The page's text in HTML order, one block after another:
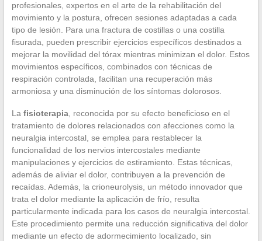
profesionales, expertos en el arte de la rehabilitación del
movimiento y la postura, ofrecen sesiones adaptadas a cada
tipo de lesión. Para una fractura de costillas o una costilla
fisurada, pueden prescribir ejercicios específicos destinados a
mejorar la movilidad del tórax mientras minimizan el dolor. Estos
movimientos específicos, combinados con técnicas de
respiración controlada, facilitan una recuperación más
armoniosa y una disminución de los síntomas dolorosos.
La fisioterapia, reconocida por su efecto beneficioso en el
tratamiento de dolores relacionados con afecciones como la
neuralgia intercostal, se emplea para restablecer la
funcionalidad de los nervios intercostales mediante
manipulaciones y ejercicios de estiramiento. Estas técnicas,
además de aliviar el dolor, contribuyen a la prevención de
recaídas. Además, la crioneurolysis, un método innovador que
trata el dolor mediante la aplicación de frío, resulta
particularmente indicada para los casos de neuralgia intercostal.
Este procedimiento permite una reducción significativa del dolor
mediante un efecto de adormecimiento localizado, sin